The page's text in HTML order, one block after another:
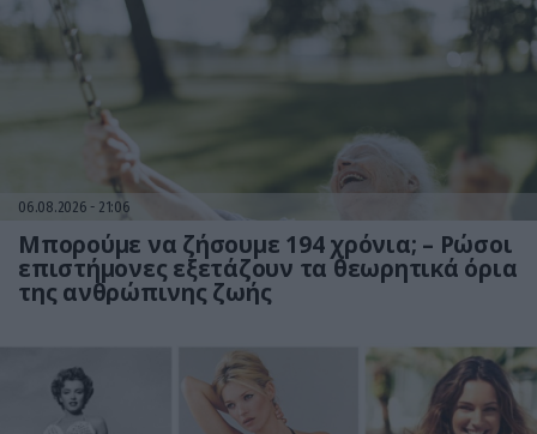
06.08.2026 21:06
Μπορούμε να ζήσουμε 194 χρόνια; – Ρώσοι
επιστήμονες εξετάζουν τα θεωρητικά όρια
της ανθρώπινης ζωής